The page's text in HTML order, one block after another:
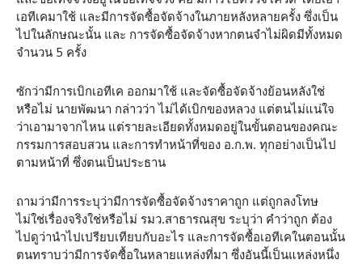
เอทีเคมาใช้ และมีการจัดซื้อจัดจ้างในภายหลังหลายครั้ง ซึ่งเป็น
ไปในลักษณะนั้น และ การจัดซื้อจัดจ้างหากตนจำไม่ผิดมีทั้งหมด
จำนวน 5 ครั้ง
ซักว่ามีการเบิกเอทีเค ออกมาใช้ และจัดซื้อจัดจ้างย้อนหลังใช่
หรือไม่ นายพัฒนา กล่าวว่า ไม่ได้เบิกของหลวง แต่ตนไม่แน่ใจ
ว่าเอามาจากไหน แต่รายละเอียดทั้งหมดอยู่ในขั้นตอนของคณะ
กรรมการสอบสวน และการทำหน้าที่ของ อ.ก.พ. ทุกอย่างเป็นไป
ตามหน้าที่ ซึ่งตนเป็นประธาน
ถามว่ามีการระบุว่ามีการจัดซื้อจัดจ้างราคาถูก แต่ถูกลงโทษ
ไม่ใช่เรื่องจริงใช่หรือไม่ รมว.สาธารณสุข ระบุว่า คำว่าถูก ต้อง
ไปดูว่านำไปเปรียบเทียบกับอะไร และการจัดซื้อเอทีเคในตอนนั้น
ตนทราบว่ามีการจัดซื้อในหลายแหล่งที่มา ซึ่งอันนี้เป็นแหล่งหนึ่ง